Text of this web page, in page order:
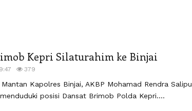
Kepri Silaturahim ke Binjai
379
Mantan Kapolres Binjai, AKBP Mohamad Rendra Salipu
posisi Dansat Brimob Polda Kepri....